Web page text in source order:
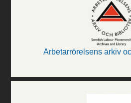
Arbetarrörelsens arkiv